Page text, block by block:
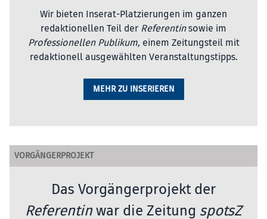
Wir bieten Inserat-Platzierungen im ganzen
redaktionellen Teil der Referentinsowie im
Professionellen Publikum, einem Zeitungsteil mit
redaktionell ausgewählten Veranstaltungstipps.
MEHR ZU INSERIEREN
VORGÄNGERPROJEKT
Das Vorgängerprojekt der
Referentinwar die Zeitung spotsZ